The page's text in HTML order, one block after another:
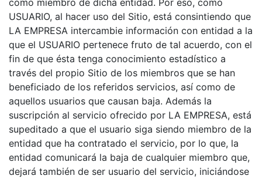
como miembro de dicha entidad. Por eso, como
USUARIO, al hacer uso del Sitio, está consintiendo que
LA EMPRESA intercambie información con entidad a la
que el USUARIO pertenece fruto de tal acuerdo, con el
fin de que ésta tenga conocimiento estadístico a
través del propio Sitio de los miembros que se han
beneficiado de los referidos servicios, así como de
aquellos usuarios que causan baja. Además la
suscripción al servicio ofrecido por LA EMPRESA, está
supeditado a que el usuario siga siendo miembro de la
entidad que ha contratado el servicio, por lo que, la
entidad comunicará la baja de cualquier miembro que,
dejará también de ser usuario del servicio, iniciándose